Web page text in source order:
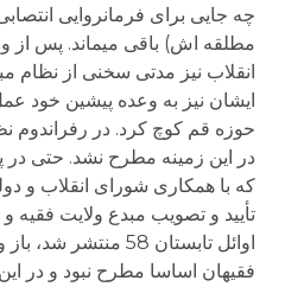
چه جایی برای فرمانروایی
مطلقه اش) باقی می­ماند. پس از
انقلاب نیز مدتی سخنی از نظام
ایشان نیز به وعده پیشین خود
حوزه قم کوچ کرد. در رفراندوم
در این زمینه مطرح نشد. حتی
که با همکاری شورای انقلاب و
تأیید و تصویب مبدع ولایت فقیه و
اوائل تابستان 58
فقیهان اساسا مطرح نبود و در